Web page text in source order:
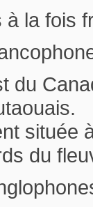
la fois
du
située
du